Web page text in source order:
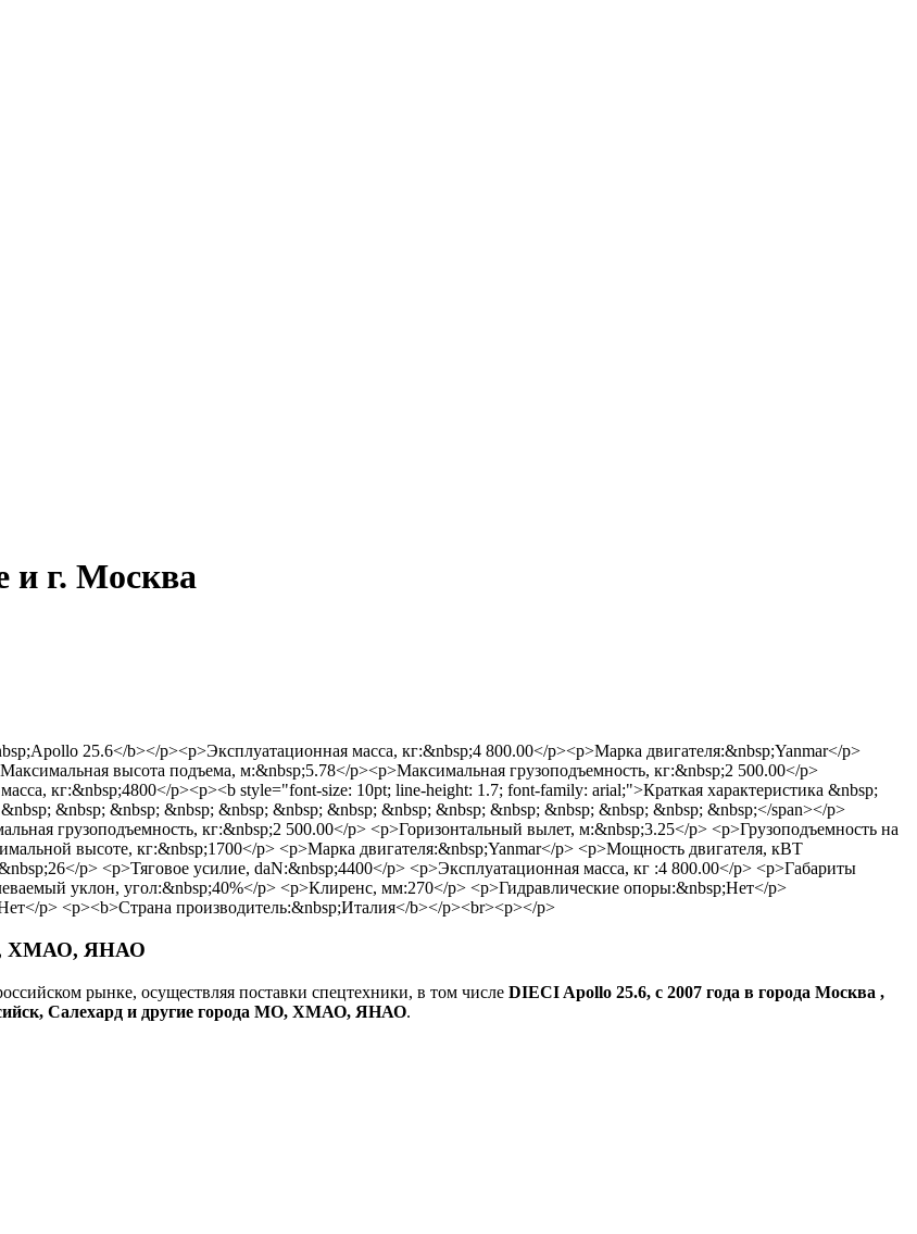
и г. Москва
25.6</b></p><p>Эксплуатационная масса, кг:&nbsp;4 800.00</p><p>Марка двигателя:&nbsp;Yanmar</p>
высота подъема, м:&nbsp;5.78</p><p>Максимальная грузоподъемность, кг:&nbsp;2 500.00</p>
кг:&nbsp;4800</p><p><b style="font-size: 10pt; line-height: 1.7; font-family: arial;">Краткая характеристика &nbsp;
&nbsp; &nbsp; &nbsp; &nbsp; &nbsp; &nbsp; &nbsp; &nbsp; &nbsp; &nbsp; &nbsp; &nbsp; &nbsp;</span></p>
грузоподъемность, кг:&nbsp;2 500.00</p> <p>Горизонтальный вылет, м:&nbsp;3.25</p> <p>Грузоподъемность на
высоте, кг:&nbsp;1700</p> <p>Марка двигателя:&nbsp;Yanmar</p> <p>Мощность двигателя, кВТ
p> <p>Тяговое усилие, daN:&nbsp;4400</p> <p>Эксплуатационная масса, кг :4 800.00</p> <p>Габариты
уклон, угол:&nbsp;40%</p> <p>Клиренс, мм:270</p> <p>Гидравлические опоры:&nbsp;Нет</p>
p> <p><b>Страна производитель:&nbsp;Италия</b></p><br><p></p>
ХМАО, ЯНАО
рынке, осуществляя поставки спецтехники, в том числе DIECI Apollo 25.6, с 2007 года в города Москва ,
Салехард и другие города МО, ХМАО, ЯНАО.